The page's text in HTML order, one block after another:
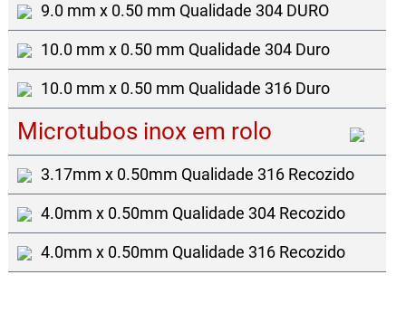
9.0 mm x 0.50 mm Qualidade 304 DURO
10.0 mm x 0.50 mm Qualidade 304 Duro
10.0 mm x 0.50 mm Qualidade 316 Duro
Microtubos inox em rolo
3.17mm x 0.50mm Qualidade 316 Recozido
4.0mm x 0.50mm Qualidade 304 Recozido
4.0mm x 0.50mm Qualidade 316 Recozido